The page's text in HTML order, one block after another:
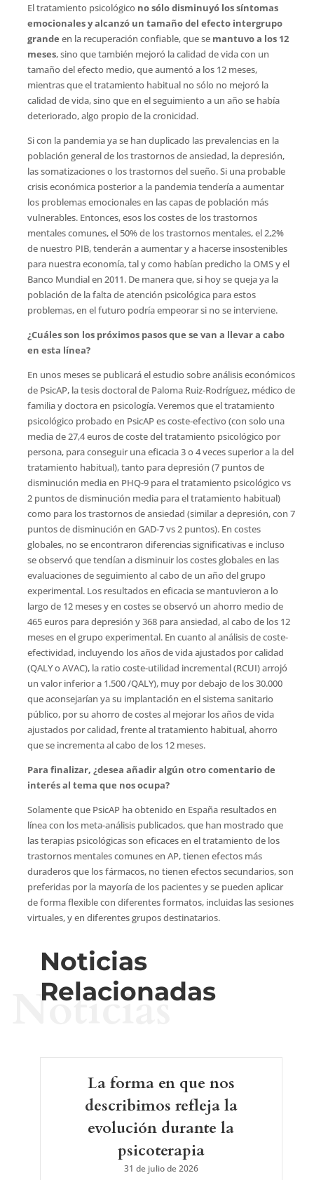
El tratamiento psicológico no sólo disminuyó los síntomas
emocionales y alcanzó un tamaño del efecto intergrupo
grande en la recuperación confiable, que se mantuvo a los 12
meses, sino que también mejoró la calidad de vida con un
tamaño del efecto medio, que aumentó a los 12 meses,
mientras que el tratamiento habitual no sólo no mejoró la
calidad de vida, sino que en el seguimiento a un año se había
deteriorado, algo propio de la cronicidad.
Si con la pandemia ya se han duplicado las prevalencias en la
población general de los trastornos de ansiedad, la depresión,
las somatizaciones o los trastornos del sueño. Si una probable
crisis económica posterior a la pandemia tendería a aumentar
los problemas emocionales en las capas de población más
vulnerables. Entonces, esos los costes de los trastornos
mentales comunes, el 50% de los trastornos mentales, el 2,2%
de nuestro PIB, tenderán a aumentar y a hacerse insostenibles
para nuestra economía, tal y como habían predicho la OMS y el
Banco Mundial en 2011. De manera que, si hoy se queja ya la
población de la falta de atención psicológica para estos
problemas, en el futuro podría empeorar si no se interviene.
¿Cuáles son los próximos pasos que se van a llevar a cabo
en esta línea?
En unos meses se publicará el estudio sobre análisis económicos
de PsicAP, la tesis doctoral de Paloma Ruiz-Rodríguez, médico de
familia y doctora en psicología. Veremos que el tratamiento
psicológico probado en PsicAP es coste-efectivo (con solo una
media de 27,4 euros de coste del tratamiento psicológico por
persona, para conseguir una eficacia 3 o 4 veces superior a la del
tratamiento habitual), tanto para depresión (7 puntos de
disminución media en PHQ-9 para el tratamiento psicológico vs
2 puntos de disminución media para el tratamiento habitual)
como para los trastornos de ansiedad (similar a depresión, con 7
puntos de disminución en GAD-7 vs 2 puntos). En costes
globales, no se encontraron diferencias significativas e incluso
se observó que tendían a disminuir los costes globales en las
evaluaciones de seguimiento al cabo de un año del grupo
experimental. Los resultados en eficacia se mantuvieron a lo
largo de 12 meses y en costes se observó un ahorro medio de
465 euros para depresión y 368 para ansiedad, al cabo de los 12
meses en el grupo experimental. En cuanto al análisis de coste-
efectividad, incluyendo los años de vida ajustados por calidad
(QALY o AVAC), la ratio coste-utilidad incremental (RCUI) arrojó
un valor inferior a 1.500 /QALY), muy por debajo de los 30.000
que aconsejarían ya su implantación en el sistema sanitario
público, por su ahorro de costes al mejorar los años de vida
ajustados por calidad, frente al tratamiento habitual, ahorro
que se incrementa al cabo de los 12 meses.
Para finalizar, ¿desea añadir algún otro comentario de
interés al tema que nos ocupa?
Solamente que PsicAP ha obtenido en España resultados en
línea con los meta-análisis publicados, que han mostrado que
las terapias psicológicas son eficaces en el tratamiento de los
trastornos mentales comunes en AP, tienen efectos más
duraderos que los fármacos, no tienen efectos secundarios, son
preferidas por la mayoría de los pacientes y se pueden aplicar
de forma flexible con diferentes formatos, incluidas las sesiones
virtuales, y en diferentes grupos destinatarios.
Noticias
Relacionadas
Noticias
La forma en que nos
describimos refleja la
evolución durante la
psicoterapia
31 de julio de 2026